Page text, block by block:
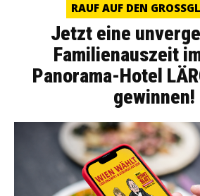
RAUF AUF DEN
Jetzt eine
Familienauszeit
Panorama-Hotel
gewinnen!